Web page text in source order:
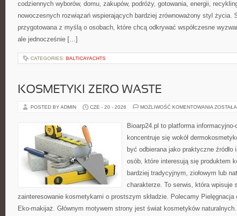
codziennych wyborów, domu, zakupów, podróży, gotowania, energii,
nowoczesnych rozwiązań wspierających bardziej zrównoważony styl życia.
przygotowana z myślą o osobach, które chcą odkrywać współczesne
ale jednocześnie […]
CATEGORIES: BALTICAYACHTS
KOSMETYKI ZERO WASTE
POSTED BY ADMIN CZE - 20 - 2026 MOŻLIWOŚĆ KOMENTOWANIA
Bioarp24.pl to platforma
koncentruje się wokół
być odbierana jako praktyczne źródło
osób, które interesują się produktem
bardziej tradycyjnym, ziołowym lub
charakterze. To serwis, która wpisuje
zainteresowanie kosmetykami o prostszym składzie. Polecamy Pielęgnacja
Eko-makijaż. Głównym motywem strony jest świat kosmetyków